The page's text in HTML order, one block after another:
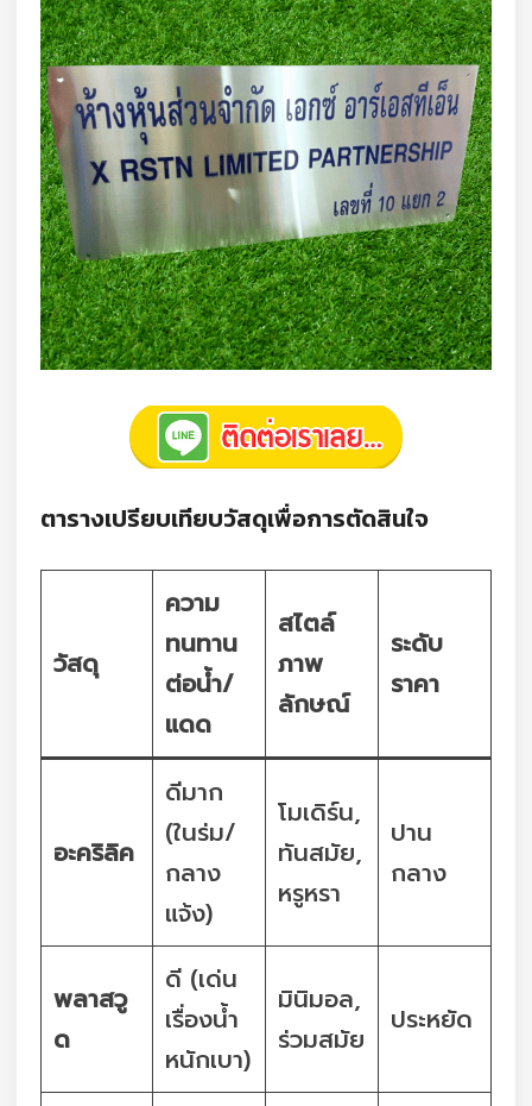
ตารางเปรียบเทียบวัสดุเพื่อการตัดสินใจ
วัสดุ
ความ
ทนทาน
ต่อน้ำ/
แดด
สไตล์
ภาพ
ลักษณ์
ระดับ
ราคา
อะคริลิค
ดีมาก
(ในร่ม/
กลาง
แจ้ง)
โมเดิร์น,
ทันสมัย,
หรูหรา
ปาน
กลาง
พลาสวู
ด
ดี (เด่น
เรื่องน้ำ
หนักเบา)
มินิมอล,
ร่วมสมัย
ประหยัด